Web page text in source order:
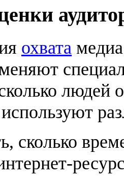
охвата
людей
сколько